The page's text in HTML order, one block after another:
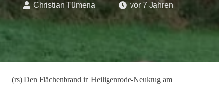
Christian Tümena vor 7 Jahren
(rs) Den Flächenbrand in Heiligenrode-Neukrug am